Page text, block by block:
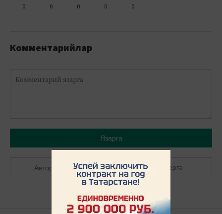
0 0 0 0 0
Комментарийлар
Язарга
Авторлашырга Теркәлергә